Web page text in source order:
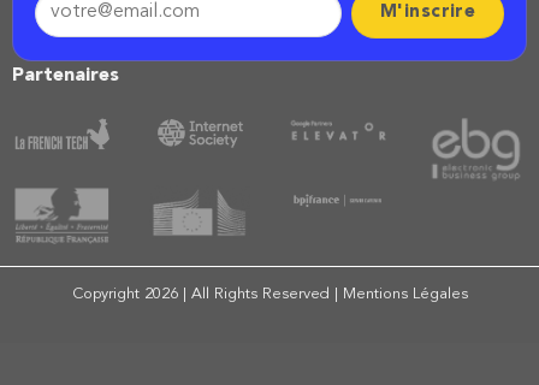
Partenaires
Copyright 2026 | All Rights Reserved | Mentions Légales